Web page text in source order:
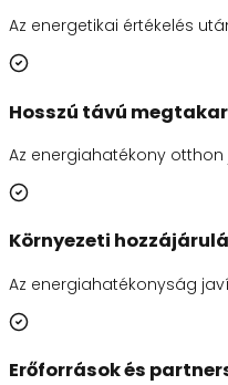
Az energetikai értékelés
Hosszú távú
Az energiahatékony
Környezeti
Az energiahatékonyság
Erőforrások és